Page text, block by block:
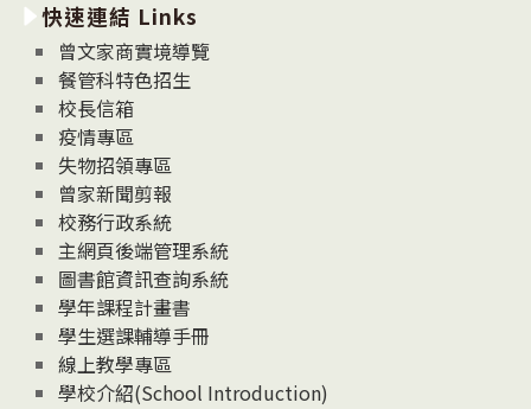
消
息
News
快速連結 Links
曾文家商實境導覽
餐管科特色招生
校長信箱
疫情專區
失物招領專區
曾家新聞剪報
校務行政系統
主網頁後端管理系統
圖書館資訊查詢系統
學年課程計畫書
學生選課輔導手冊
線上教學專區
學校介紹(School Introduction)